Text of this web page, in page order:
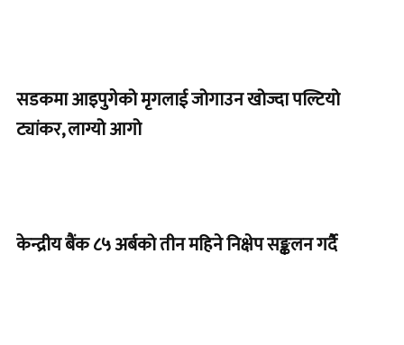
सडकमा आइपुगेको मृगलाई जोगाउन खोज्दा पल्टियो
ट्यांकर, लाग्यो आगो
केन्द्रीय बैंक ८५ अर्बको तीन महिने निक्षेप सङ्कलन गर्दै